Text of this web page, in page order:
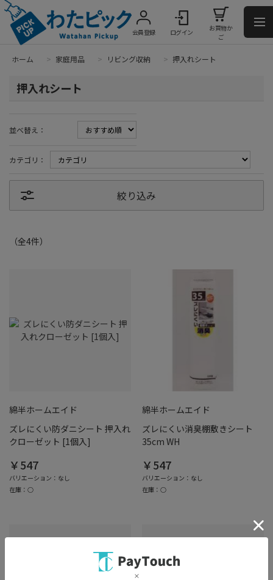
会員登録 ログイン
お買物か
ご
ホーム > 家庭用品 > リビング収納 > 押入れシート
押入れシート
並べ替え：
カテゴリ：
絞り込み
（全4件）
綿半ホームエイド
ズレにくい防ダニシート 押入れ
クローゼット [1個入]
￥547
バリエーション：なし
在庫：○
綿半ホームエイド
ズレにくい消臭棚敷きシート
35cm WH
￥547
バリエーション：なし
在庫：○